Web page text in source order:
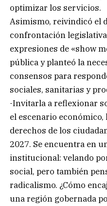
optimizar los servicios.
Asimismo, reivindicó el
confrontación
expresiones de «show
pública y planteó la
consensos para
sociales, sanitarias y
-Invitarla a reflexionar
el escenario
derechos de los
2027. Se encuentra en
institucional: velando
social, pero también
radicalismo. ¿Cómo
una región gobernada